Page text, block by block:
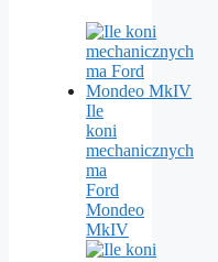
Ile
koni
mechanicznych
ma
Ford
Mondeo
MkIV